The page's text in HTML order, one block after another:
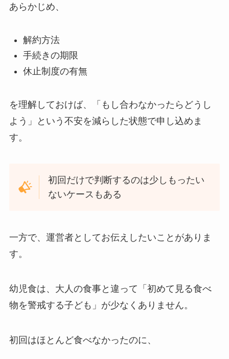
あらかじめ、
解約方法
手続きの期限
休止制度の有無
を理解しておけば、「もし合わなかったらどうし
よう」という不安を減らした状態で申し込めま
す。
初回だけで判断するのは少しもったい
ないケースもある
一方で、運営者としてお伝えしたいことがありま
す。
幼児食は、大人の食事と違って「初めて見る食べ
物を警戒する子ども」が少なくありません。
初回はほとんど食べなかったのに、